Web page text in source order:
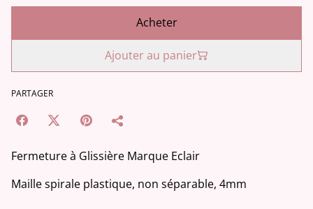
Acheter
Ajouter au panier
PARTAGER
Fermeture à Glissière Marque Eclair
Maille spirale plastique, non séparable, 4mm